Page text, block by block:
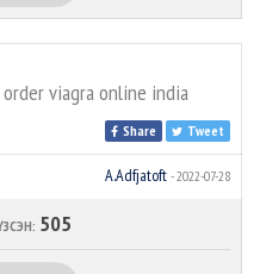
viagra online india
Share Tweet
A.Adfjatoft - 2022-07-28
505